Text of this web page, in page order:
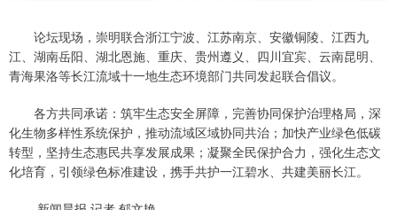
论坛现场，崇明联合浙江宁波、江苏南京、安徽铜陵、江西九
江、湖南岳阳、湖北恩施、重庆、贵州遵义、四川宜宾、云南昆明、
青海果洛等长江流域十一地生态环境部门共同发起联合倡议。
各方共同承诺：筑牢生态安全屏障，完善协同保护治理格局，深
化生物多样性系统保护，推动流域区域协同共治；加快产业绿色低碳
转型，坚持生态惠民共享发展成果；凝聚全民保护合力，强化生态文
化培育，引领绿色标准建设，携手共护一江碧水、共建美丽长江。